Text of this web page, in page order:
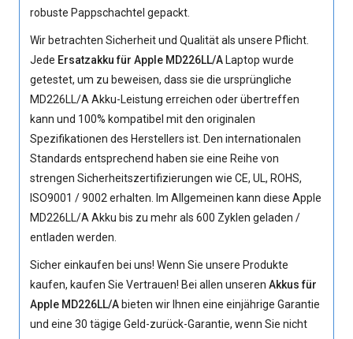
robuste Pappschachtel gepackt.
Wir betrachten Sicherheit und Qualität als unsere Pflicht.
Jede Ersatzakku für Apple MD226LL/A Laptop wurde
getestet, um zu beweisen, dass sie die ursprüngliche
MD226LL/A Akku-Leistung erreichen oder übertreffen
kann und 100% kompatibel mit den originalen
Spezifikationen des Herstellers ist. Den internationalen
Standards entsprechend haben sie eine Reihe von
strengen Sicherheitszertifizierungen wie CE, UL, ROHS,
ISO9001 / 9002 erhalten. Im Allgemeinen kann diese Apple
MD226LL/A Akku bis zu mehr als 600 Zyklen geladen /
entladen werden.
Sicher einkaufen bei uns! Wenn Sie unsere Produkte
kaufen, kaufen Sie Vertrauen! Bei allen unserenAkkus für
Apple MD226LL/A bieten wir Ihnen eine einjährige Garantie
und eine 30 tägige Geld-zurück-Garantie, wenn Sie nicht